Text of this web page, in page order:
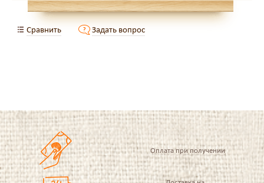
Сравнить Задать вопрос
Оплата при получении